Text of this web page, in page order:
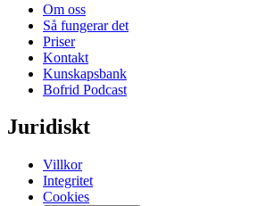
Om oss
Så fungerar det
Priser
Kontakt
Kunskapsbank
Bofrid Podcast
Juridiskt
Villkor
Integritet
Cookies